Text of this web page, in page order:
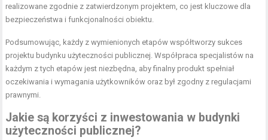
realizowane zgodnie z zatwierdzonym projektem, co jest kluczowe dla
bezpieczeństwa i funkcjonalności obiektu.
Podsumowując, każdy z wymienionych etapów współtworzy sukces
projektu budynku użyteczności publicznej. Współpraca specjalistów na
każdym z tych etapów jest niezbędna, aby finalny produkt spełniał
oczekiwania i wymagania użytkowników oraz był zgodny z regulacjami
prawnymi.
Jakie są korzyści z inwestowania w budynki
użyteczności publicznej?